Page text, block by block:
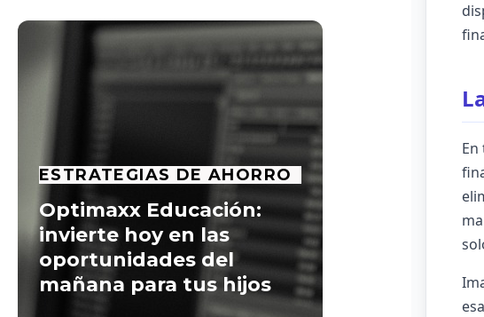
ESTRATEGIAS DE AHORRO
Optimaxx Educación:
invierte hoy en las
oportunidades del
mañana para tus hijos